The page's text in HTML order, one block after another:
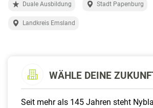
Duale Ausbildung Stadt Papenburg
Landkreis Emsland
WÄHLE DEINE
Seit mehr als 145 Jahren steht